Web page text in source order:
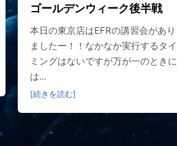
ゴールデンウィーク後半戦
本日の東京店はEFRの講習会があり
ましたー！！なかなか実行するタイ
ミングはないですが万が一のときに
は...
[続きを読む]